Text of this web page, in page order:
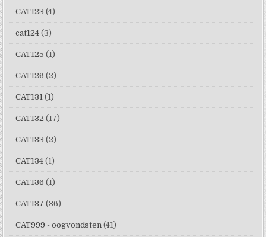
CAT123 (4)
cat124 (3)
CAT125 (1)
CAT126 (2)
CAT131 (1)
CAT132 (17)
CAT133 (2)
CAT134 (1)
CAT136 (1)
CAT137 (36)
CAT999 - oogvondsten (41)